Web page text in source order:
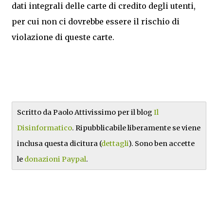
dati integrali delle carte di credito degli utenti,
per cui non ci dovrebbe essere il rischio di
violazione di queste carte.
Scritto da Paolo Attivissimo per il blog Il
Disinformatico. Ripubblicabile liberamente se viene
inclusa questa dicitura (dettagli). Sono ben accette
le donazioni Paypal.